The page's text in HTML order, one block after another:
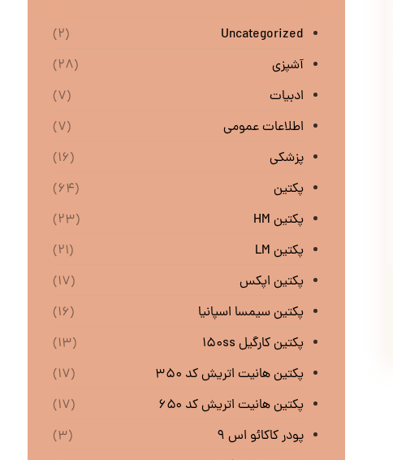
Uncategorized
(۲)
آشپزی
(۲۸)
ادبیات
(۷)
اطلاعات عمومی
(۷)
پزشکی
(۱۶)
پکتین
(۶۴)
پکتین HM
(۲۳)
پکتین LM
(۲۱)
پکتین اپکس
(۱۷)
پکتین سیمسا اسپانیا
(۱۶)
پکتین کارگیل ۱۵۰ss
(۱۳)
پکتین هانیت اتریش کد ۳۵۰
(۱۷)
پکتین هانیت اتریش کد ۶۵۰
(۱۷)
پودر کاکائو اس ۹
(۳)